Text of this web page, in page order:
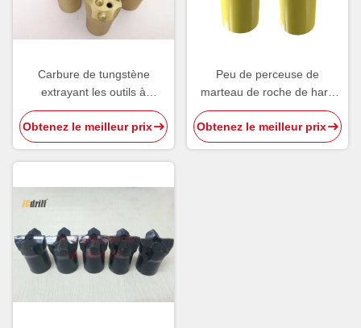
Carbure de tungstène
extrayant les outils à
pastilles coniques par H22
Obtenez le meilleur prix
Peu de perceuse de
marteau de roche de hard
rock de fil de T38 R38/outil à
pastilles d'insertion de
carbure perçage de banc
Obtenez le meilleur prix